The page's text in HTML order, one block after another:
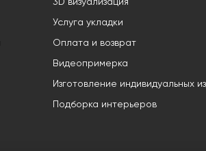
Услуга укладки
Оплата и возврат
Видеопримерка
Изготовление индивидуальных
Подборка интерьеров